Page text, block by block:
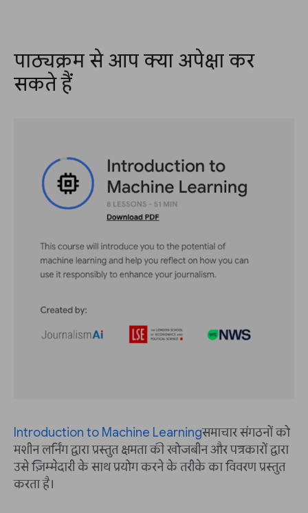
पाठ्यक्रम से आप क्या अपेक्षा कर
सकते हैं
Introduction to Machine Learningसमाचार संगठनों को
मशीन लर्निंग द्वारा प्रस्तुत क्षमता की खोजबीन और पत्रकारों द्वारा
उसे ज़िम्मेदारी के साथ प्रयोग करने के तरीके का विवरण प्रस्तुत
करता है।